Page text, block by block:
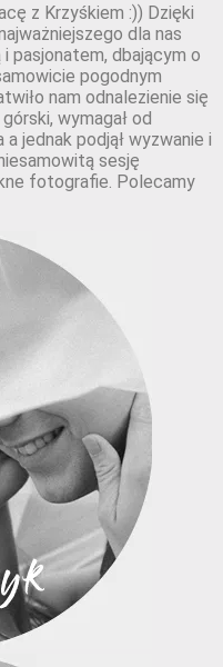
z Krzyśkiem :)) Dzięki
dla nas
pasjonatem, dbającym o
pogodnym
nam odnalezienie się
wymagał od
jednak podjął wyzwanie i
sesję
fotografie. Polecamy